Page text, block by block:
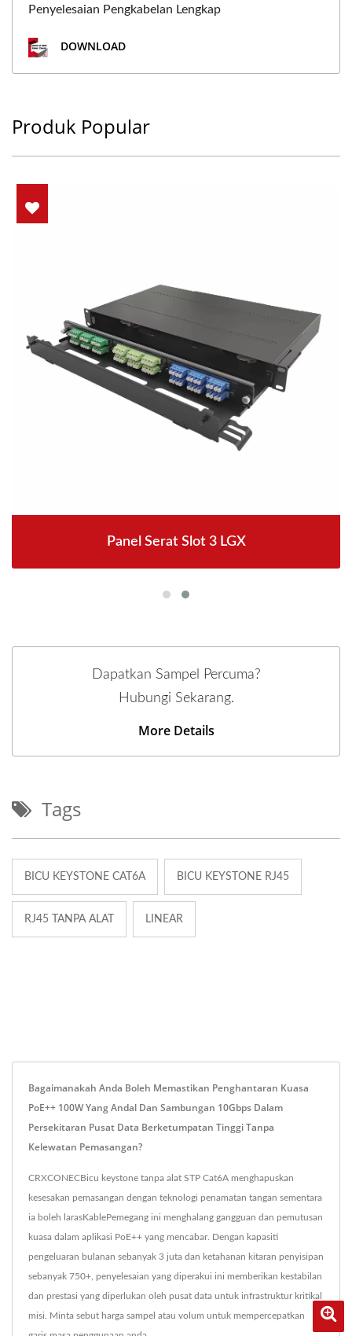
Penyelesaian Pengkabelan Lengkap
DOWNLOAD
Produk Popular
Panel Serat Slot 3 LGX
Dapatkan Sampel Percuma?
Hubungi Sekarang.
More Details
Tags
BICU KEYSTONE CAT6A BICU KEYSTONE RJ45
RJ45 TANPA ALAT LINEAR
Bagaimanakah Anda Boleh Memastikan Penghantaran Kuasa
PoE++ 100W Yang Andal Dan Sambungan 10Gbps Dalam
Persekitaran Pusat Data Berketumpatan Tinggi Tanpa
Kelewatan Pemasangan?
CRXCONECBicu keystone tanpa alat STP Cat6A menghapuskan
kesesakan pemasangan dengan teknologi penamatan tangan sementara
ia boleh larasKablePemegang ini menghalang gangguan dan pemutusan
kuasa dalam aplikasi PoE++ yang mencabar. Dengan kapasiti
pengeluaran bulanan sebanyak 3 juta dan ketahanan kitaran penyisipan
sebanyak 750+, penyelesaian yang diperakui ini memberikan kestabilan
dan prestasi yang diperlukan oleh pusat data untuk infrastruktur kritikal
misi. Minta sebut harga sampel atau volum untuk mempercepatkan